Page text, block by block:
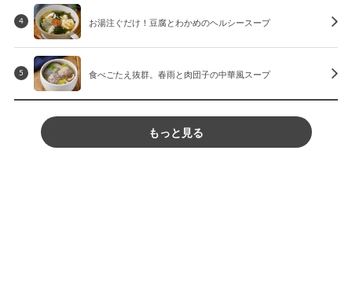
4 お湯注ぐだけ！豆腐とわかめのヘルシースープ
5 食べごたえ抜群。春雨と肉団子の中華風スープ
もっと見る